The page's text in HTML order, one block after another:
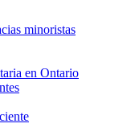
minoristas
en Ontario